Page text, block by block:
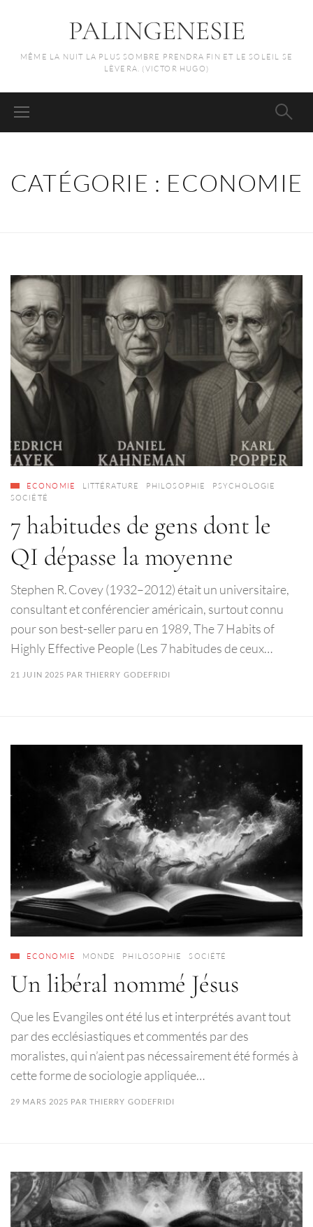
PALINGENESIE
MÊME LA NUIT LA PLUS SOMBRE PRENDRA FIN ET LE SOLEIL SE
LÈVERA. (VICTOR HUGO)
CATÉGORIE : ECONOMIE
ECONOMIE LITTÉRATURE PHILOSOPHIE
PSYCHOLOGIE
SOCIÉTÉ
7 habitudes de gens dont le
QI dépasse la moyenne
Stephen R. Covey (1932–2012) était un universitaire,
consultant et conférencier américain, surtout connu
pour son best-seller paru en 1989, The 7 Habits of
Highly Effective People (Les 7 habitudes de ceux…
21 JUIN 2025 PAR THIERRY GODEFRIDI
ECONOMIE MONDE PHILOSOPHIE SOCIÉTÉ
Un libéral nommé Jésus
Que les Evangiles ont été lus et interprétés avant tout
par des ecclésiastiques et commentés par des
moralistes, qui n’aient pas nécessairement été formés à
cette forme de sociologie appliquée…
29 MARS 2025 PAR THIERRY GODEFRIDI